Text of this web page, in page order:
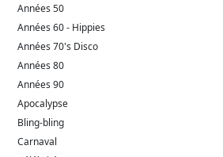
Années 50
Années 60 - Hippies
Années 70's Disco
Années 80
Années 90
Apocalypse
Bling-bling
Carnaval